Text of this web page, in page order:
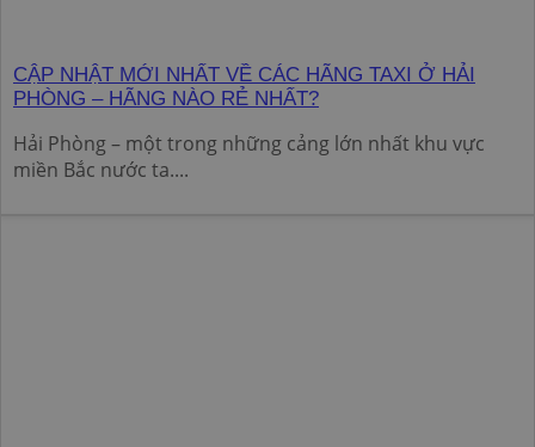
CẬP NHẬT MỚI NHẤT VỀ CÁC HÃNG TAXI Ở HẢI
PHÒNG – HÃNG NÀO RẺ NHẤT?
Hải Phòng – một trong những cảng lớn nhất khu vực
miền Bắc nước ta....